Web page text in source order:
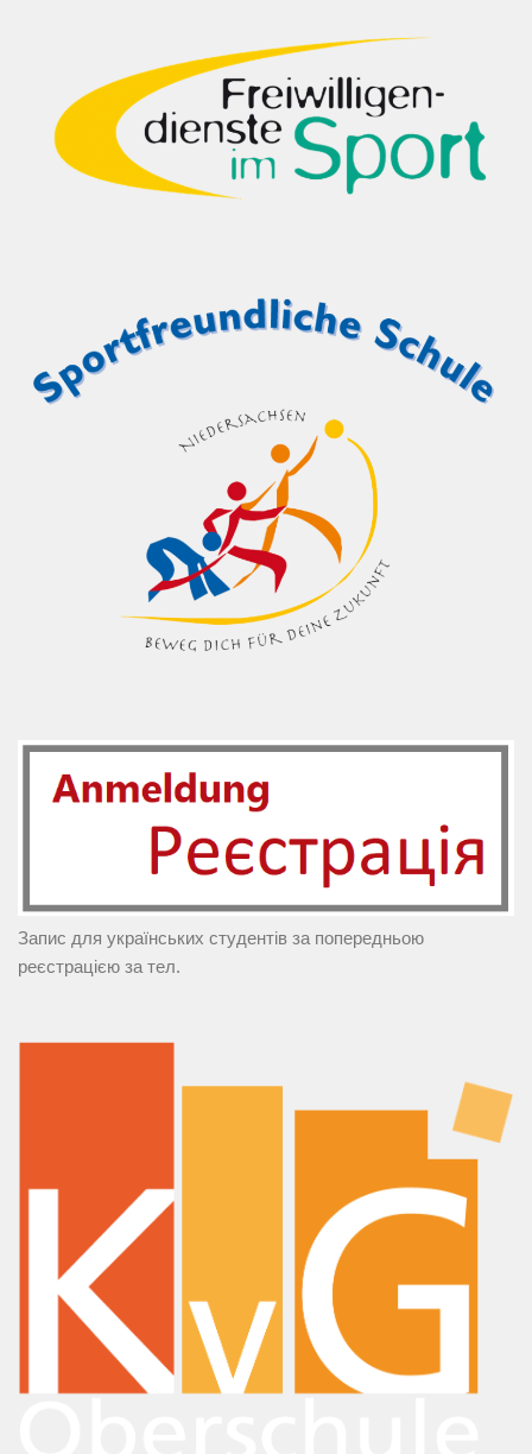
Запис для українських студентів за попередньою
реєстрацією за тел.